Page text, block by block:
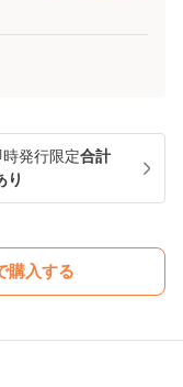
発行限定合計
り
購入する